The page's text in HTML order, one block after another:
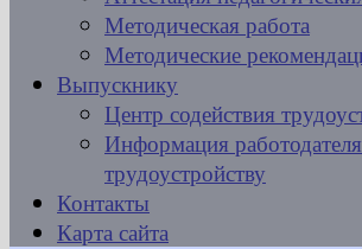
Методическая работа
Методические
Выпускнику
Центр содействия
Информация
трудоустройству
Контакты
Карта сайта